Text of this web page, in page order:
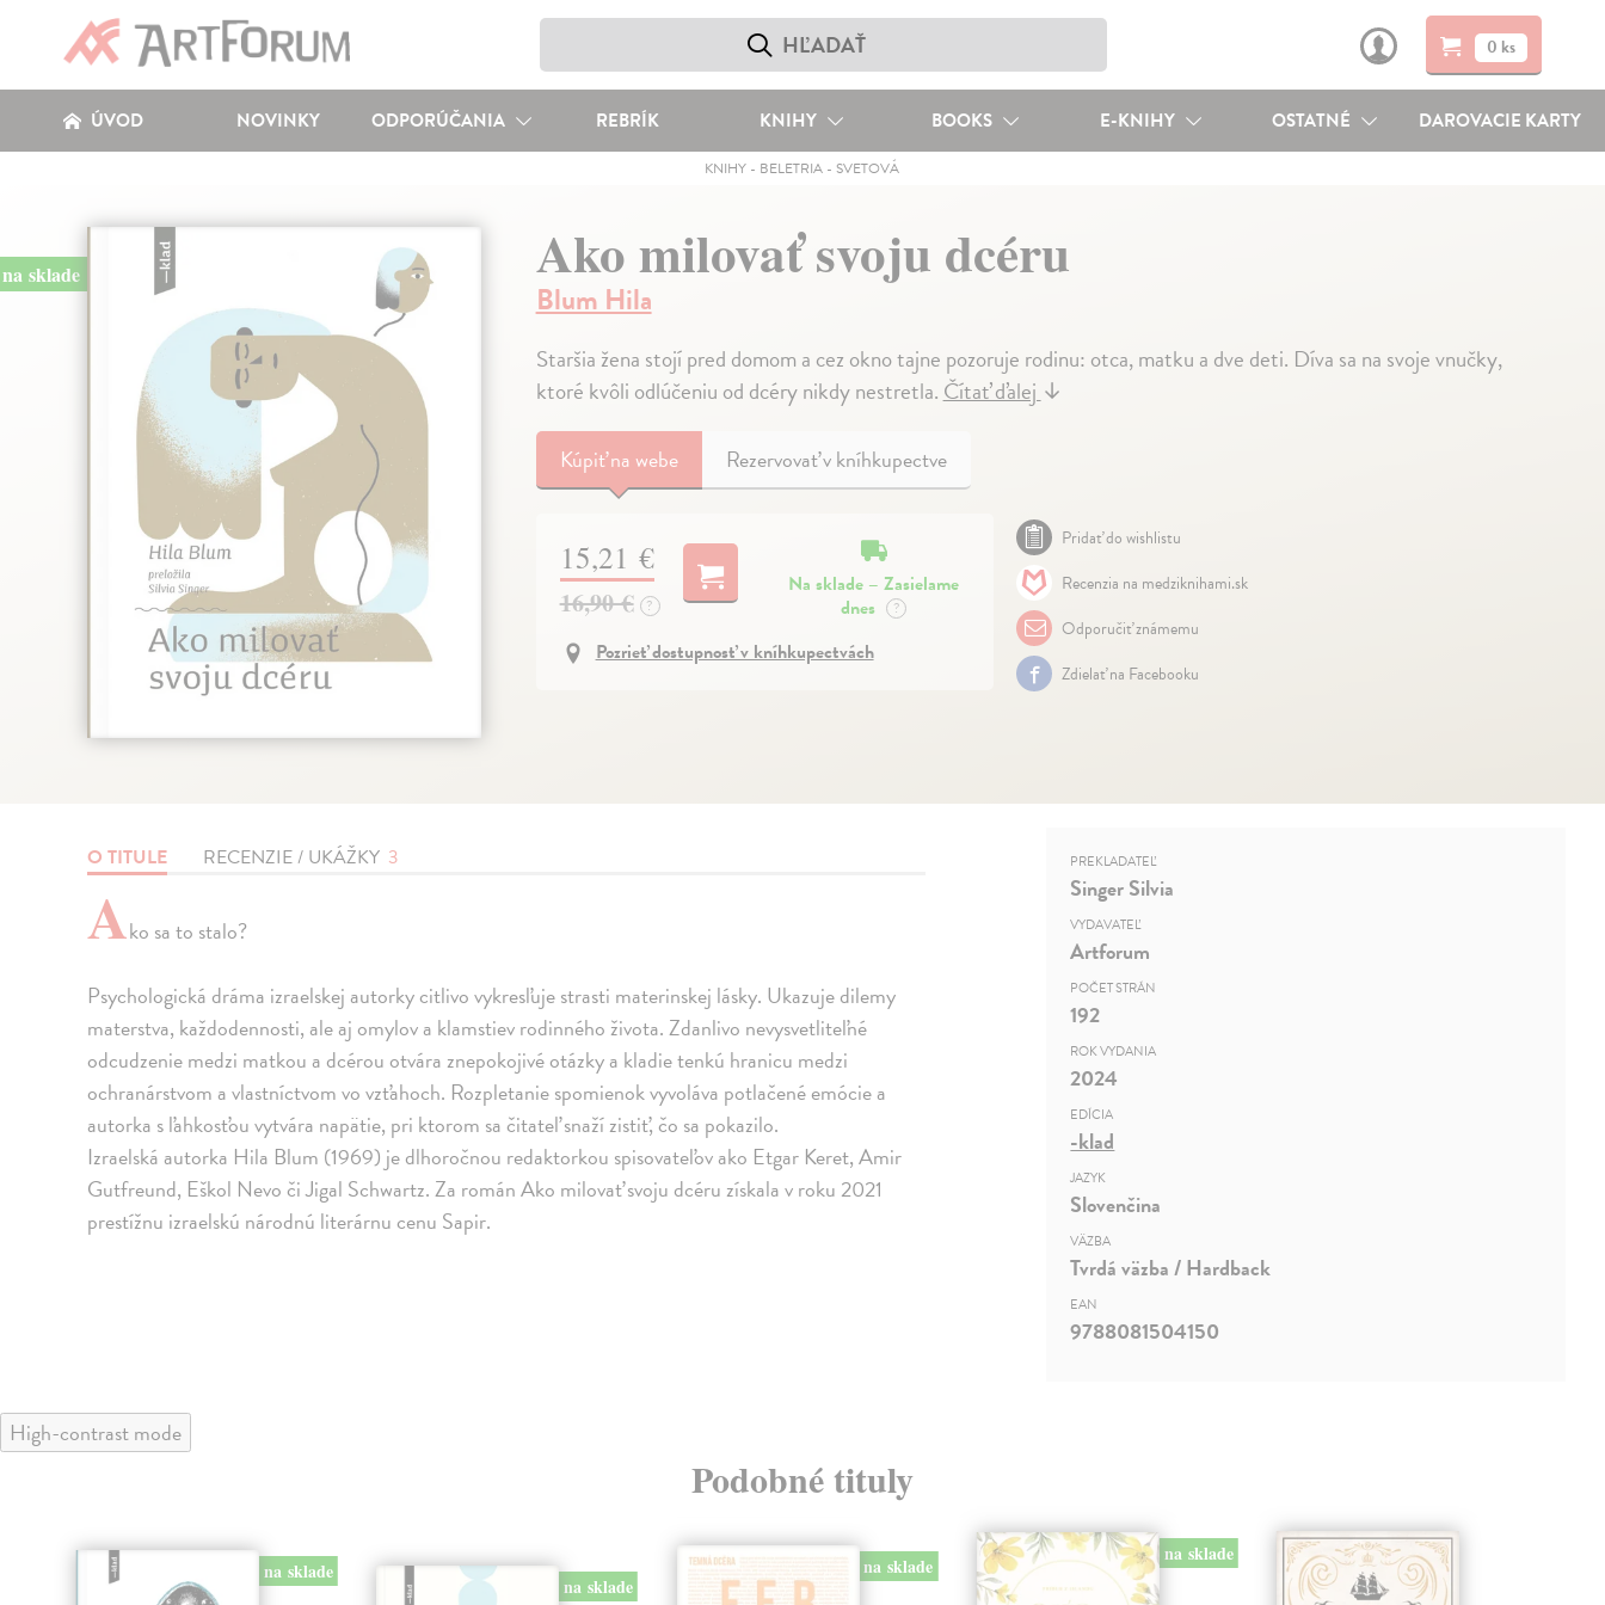
0 ks
ÚVOD NOVINKY ODPORÚČANIA REBRÍK KNIHY BOOKS E-KNIHY OSTATNÉ DAROVACIE KARTY
KNIHY - BELETRIA - SVETOVÁ
na sklade Ako milovať svoju dcéru
Blum Hila
Staršia žena stojí pred domom a cez okno tajne pozoruje rodinu: otca, matku a dve deti. Díva sa na svoje vnučky,
ktoré kvôli odlúčeniu od dcéry nikdy nestretla.Čítať ďalej↓
Kúpiťna webe Rezervovať v kníhkupectve
15,21 €
16,90 € ?
Na sklade – Zasielame
dnes
?
Pozrieť dostupnosť v kníhkupectvách
Pridať do wishlistu
Recenzia na medziknihami.sk
Odporučiť známemu
Zdielať na Facebooku
O TITULE RECENZIE / UKÁŽKY 3
Ako sa to stalo?
Psychologická dráma izraelskej autorky citlivo vykresľuje strasti materinskej lásky. Ukazuje dilemy
materstva, každodennosti, ale aj omylov a klamstiev rodinného života. Zdanlivo nevysvetliteľné
odcudzenie medzi matkou a dcérou otvára znepokojivé otázky a kladie tenkú hranicu medzi
ochranárstvom a vlastníctvom vo vzťahoch. Rozpletanie spomienok vyvoláva potlačené emócie a
autorka s ľahkosťou vytvára napätie, pri ktorom sa čitateľ snaží zistiť, čo sa pokazilo.
Izraelská autorka Hila Blum (1969) je dlhoročnou redaktorkou spisovateľov ako Etgar Keret, Amir
Gutfreund, Eškol Nevo či Jigal Schwartz. Za román Ako milovať svoju dcéru získala v roku 2021
prestížnu izraelskú národnú literárnu cenu Sapir.
PREKLADATEĽ
Singer Silvia
VYDAVATEĽ
Artforum
POČET STRÁN
192
ROK VYDANIA
2024
EDÍCIA
-klad
JAZYK
Slovenčina
VÄZBA
Tvrdá väzba / Hardback
EAN
9788081504150
High-contrast mode
Podobné tituly
na sklade
na sklade
na sklade
na sklade